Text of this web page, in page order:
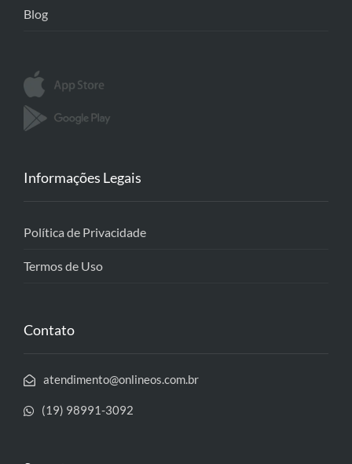
Blog
Informações Legais
Política de Privacidade
Termos de Uso
Contato
atendimento@onlineos.com.br
(19) 98991-3092